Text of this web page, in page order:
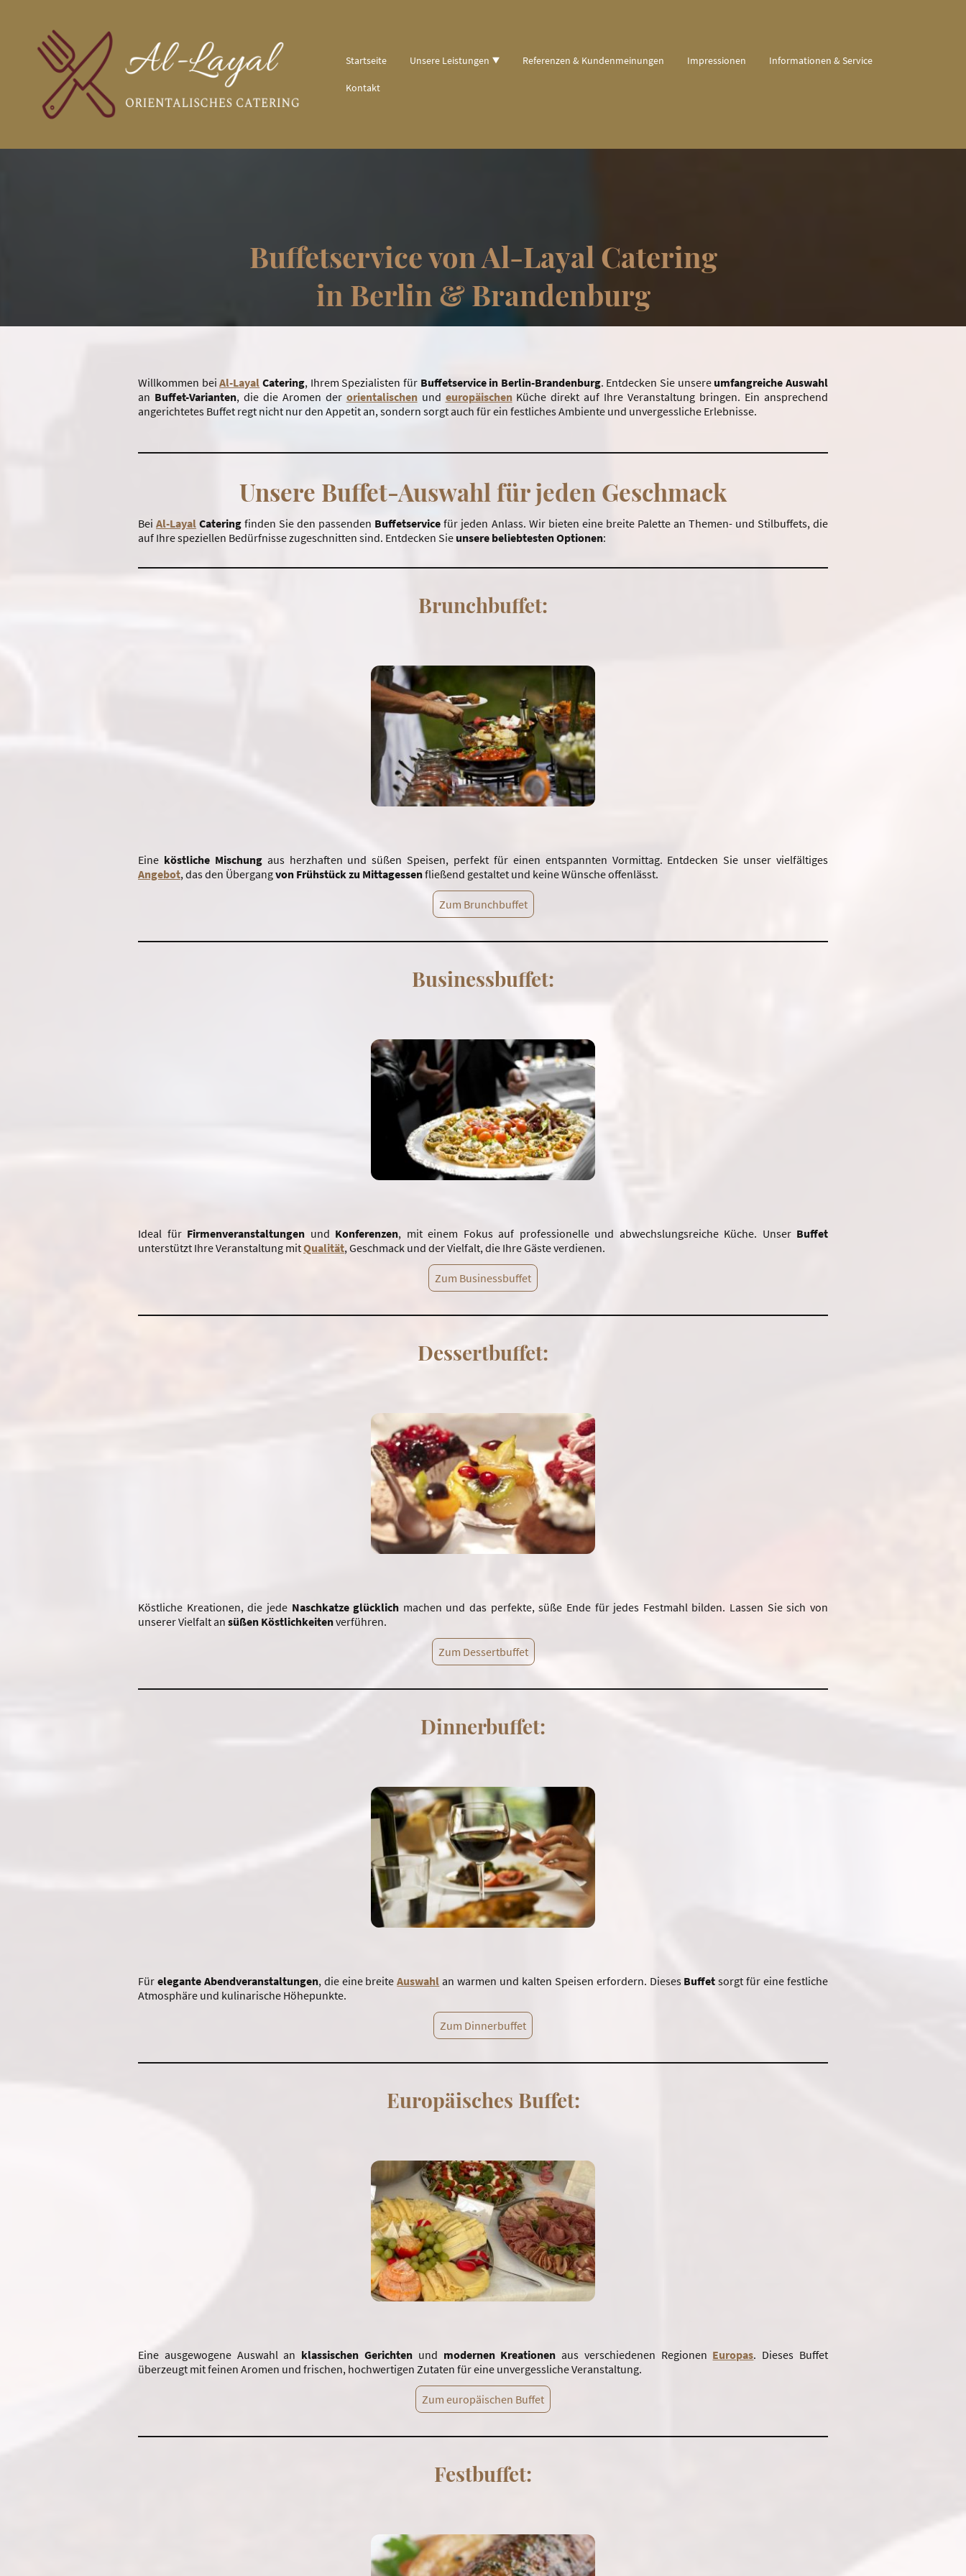
Startseite Unsere Leistungen Referenzen & Kundenmeinungen Impressionen Informationen & Service
Kontakt
Buffetservice von Al-Layal Catering
in Berlin & Brandenburg
Willkommen beiAl-Layal Catering, Ihrem Spezialisten für Buffetservice in Berlin-Brandenburg. Entdecken Sie unsere umfangreiche Auswahl
an Buffet-Varianten, die die Aromen der orientalischenund europäischenKüche direkt auf Ihre Veranstaltung bringen. Ein ansprechend
angerichtetes Buffet regt nicht nur den Appetit an, sondern sorgt auch für ein festliches Ambiente und unvergessliche Erlebnisse.
Unsere Buffet-Auswahl für jeden Geschmack
BeiAl-Layal Catering finden Sie den passenden Buffetservice für jeden Anlass. Wir bieten eine breite Palette an Themen- und Stilbuffets, die
auf Ihre speziellen Bedürfnisse zugeschnitten sind. Entdecken Sie unsere beliebtesten Optionen:
Brunchbuffet:
Eine köstliche Mischungaus herzhaften und süßen Speisen, perfekt für einen entspannten Vormittag. Entdecken Sie unser vielfältiges
Angebot, das den Übergangvon Frühstück zu Mittagessenfließend gestaltet und keine Wünsche offenlässt.
Zum Brunchbuffet
Businessbuffet:
Ideal für Firmenveranstaltungen und Konferenzen, mit einem Fokus auf professionelle und abwechslungsreiche Küche. Unser Buffet
unterstützt Ihre Veranstaltung mitQualität, Geschmack und der Vielfalt, die Ihre Gäste verdienen.
Zum Businessbuffet
Dessertbuffet:
Köstliche Kreationen, die jede Naschkatze glücklich machen und das perfekte, süße Ende für jedes Festmahl bilden. Lassen Sie sich von
unserer Vielfalt an süßen Köstlichkeitenverführen.
Zum Dessertbuffet
Dinnerbuffet:
Für elegante Abendveranstaltungen, die eine breiteAuswahl an warmen und kalten Speisen erfordern. Dieses Buffet sorgt für eine festliche
Atmosphäre und kulinarische Höhepunkte.
Zum Dinnerbuffet
Europäisches Buffet:
Eine ausgewogene Auswahl an klassischen Gerichtenund modernen Kreationen aus verschiedenen Regionen Europas. Dieses Buffet
überzeugt mit feinen Aromen und frischen, hochwertigen Zutaten für eine unvergessliche Veranstaltung.
Zum europäischen Buffet
Festbuffet: